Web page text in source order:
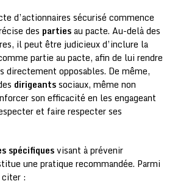
d’actionnaires sécurisé commence
des partiesau pacte. Au-delà des
il peut être judicieux d’inclure la
partie au pacte, afin de lui rendre
directement opposables. De même,
dirigeantssociaux, même non
son efficacité en les engageant
et faire respecter ses
spécifiquesvisant à prévenir
une pratique recommandée. Parmi
: